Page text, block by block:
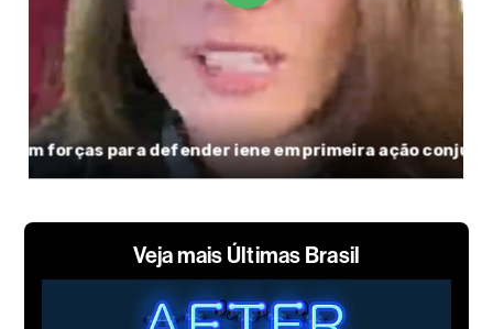
Veja mais Últimas Brasil